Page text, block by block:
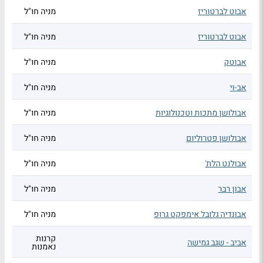
אבוט לברטוריז מניה חו"ל
אבוט לברטוריז מניה חו"ל
אבוטק מניה חו"ל
אב-וי מניה חו"ל
אבולושן מתכות וטכנולוגיות מניה חו"ל
אבולושן פטרוליום מניה חו"ל
אבולנט הלת' מניה חו"ל
אבון רבר מניה חו"ל
אבונדיה גלובל אימפקט גרופ מניה חו"ל
אביב - שגב גמישה קרנות
נאמנות